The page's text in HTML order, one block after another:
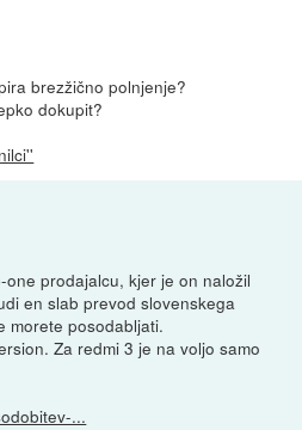
brezžično polnjenje?
dokupit?
prodajalcu, kjer je on naložil
en slab prevod slovenskega
morete posodabljati.
Za redmi 3 je na voljo samo
...